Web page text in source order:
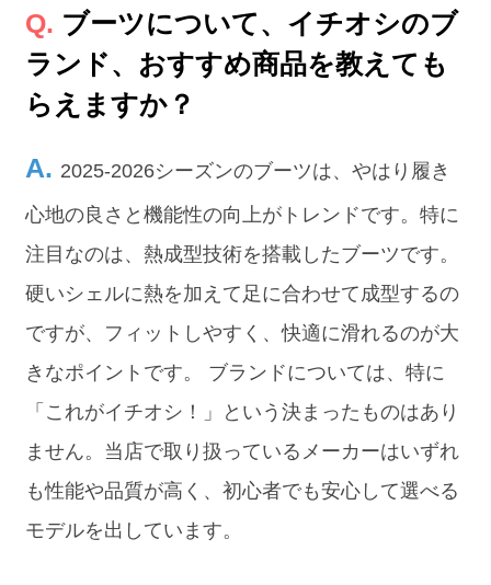
ブーツについて、イチオシのブ
ランド、おすすめ商品を教えても
らえますか？
2025-2026シーズンのブーツは、やはり履き
心地の良さと機能性の向上がトレンドです。特に
注目なのは、熱成型技術を搭載したブーツです。
硬いシェルに熱を加えて足に合わせて成型するの
ですが、フィットしやすく、快適に滑れるのが大
きなポイントです。 ブランドについては、特に
「これがイチオシ！」という決まったものはあり
ません。当店で取り扱っているメーカーはいずれ
も性能や品質が高く、初心者でも安心して選べる
モデルを出しています。